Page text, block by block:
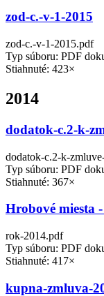
zod-c.-v-1-2015
zod-c.-v-1-2015.pdf
Typ súboru: PDF
Stiahnuté: 423×
2014
dodatok-c.2-k-
dodatok-c.2-k-
Typ súboru: PDF
Stiahnuté: 367×
Hrobové miesta
rok-2014.pdf
Typ súboru: PDF
Stiahnuté: 417×
kupna-zmluva-